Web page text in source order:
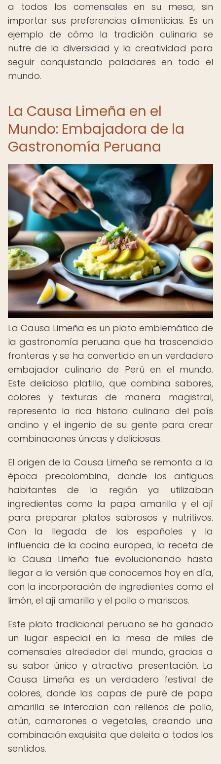
a todos los comensales en su mesa, sin
importar sus preferencias alimenticias. Es un
ejemplo de cómo la tradición culinaria se
nutre de la diversidad y la creatividad para
seguir conquistando paladares en todo el
mundo.
La Causa Limeña en el
Mundo: Embajadora de la
Gastronomía Peruana
La Causa Limeña es un plato emblemático de
la gastronomía peruana que ha trascendido
fronteras y se ha convertido en un verdadero
embajador culinario de Perú en el mundo.
Este delicioso platillo, que combina sabores,
colores y texturas de manera magistral,
representa la rica historia culinaria del país
andino y el ingenio de su gente para crear
combinaciones únicas y deliciosas.
El origen de la Causa Limeña se remonta a la
época precolombina, donde los antiguos
habitantes de la región ya utilizaban
ingredientes como la papa amarilla y el ají
para preparar platos sabrosos y nutritivos.
Con la llegada de los españoles y la
influencia de la cocina europea, la receta de
la Causa Limeña fue evolucionando hasta
llegar a la versión que conocemos hoy en día,
con la incorporación de ingredientes como el
limón, el ají amarillo y el pollo o mariscos.
Este plato tradicional peruano se ha ganado
un lugar especial en la mesa de miles de
comensales alrededor del mundo, gracias a
su sabor único y atractiva presentación. La
Causa Limeña es un verdadero festival de
colores, donde las capas de puré de papa
amarilla se intercalan con rellenos de pollo,
atún, camarones o vegetales, creando una
combinación exquisita que deleita a todos los
sentidos.